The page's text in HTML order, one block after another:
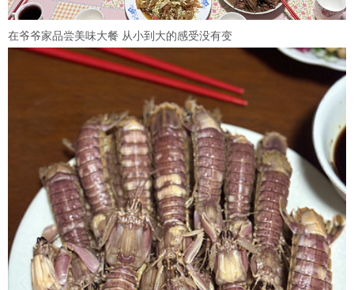
在爷爷家品尝美味大餐 从小到大的感受没有变